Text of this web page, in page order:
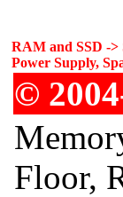
RAM and SSD ->
Power Supply,
©
Floor,